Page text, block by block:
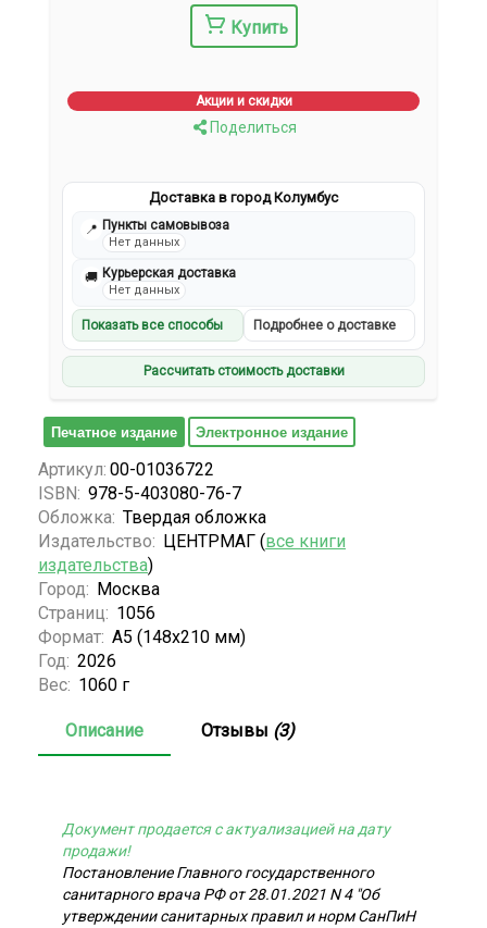
Купить
Акции и скидки
Поделиться
Доставка в город Колумбус
📍 Пункты самовывоза
Нет данных
🚚 Курьерская доставка
Нет данных
Показать все способы Подробнее о доставке
Рассчитать стоимость доставки
Печатное издание
Электронное издание
Артикул: 00-01036722
ISBN: 978-5-403080-76-7
Обложка: Твердая обложка
Издательство: ЦЕНТРМАГ (все книги
издательства)
Город: Москва
Страниц: 1056
Формат: А5 (148x210 мм)
Год: 2026
Вес: 1060 г
Описание Отзывы (3)
Документ продается с актуализацией на дату
продажи!
Постановление Главного государственного
санитарного врача РФ от 28.01.2021 N 4 "Об
утверждении санитарных правил и норм СанПиН